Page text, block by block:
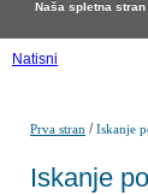
Naša spletna
Natisni
Prva stran /Iskanje
Iskanje